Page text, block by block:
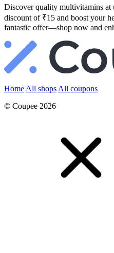
Discover quality multivitamins at
discount of ₹15 and boost your
fantastic offer—shop now and
Home All shops All coupons
© Coupee 2026